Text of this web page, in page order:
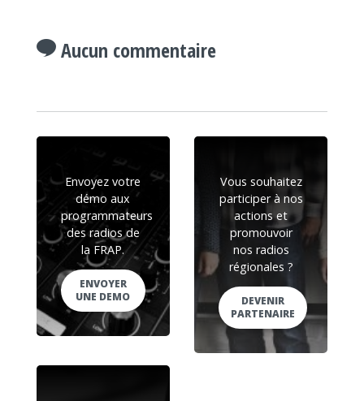
Aucun commentaire
Envoyez votre
démo aux
programmateurs
des radios de
la FRAP.
ENVOYER
UNE DEMO
Vous souhaitez
participer à nos
actions et
promouvoir
nos radios
régionales ?
DEVENIR
PARTENAIRE